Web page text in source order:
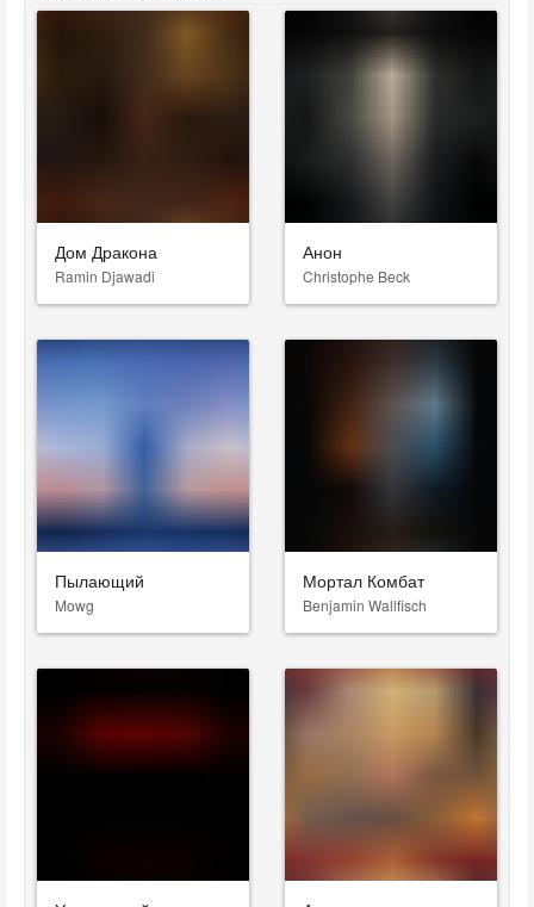
Дом Дракона
Ramin Djawadi
Анон
Christophe Beck
Пылающий
Mowg
Мортал Комбат
Benjamin Wallfisch